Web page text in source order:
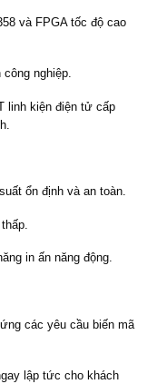
và FPGA tốc độ cao
nghiệp.
linh kiện điện tử cấp
ổn định và an toàn.
in ấn năng động.
các yêu cầu biến mã
lập tức cho khách